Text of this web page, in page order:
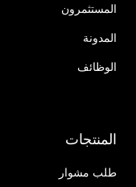
المستثمرون
المدونة
الوظائف
المنتجات
طلب مشوار